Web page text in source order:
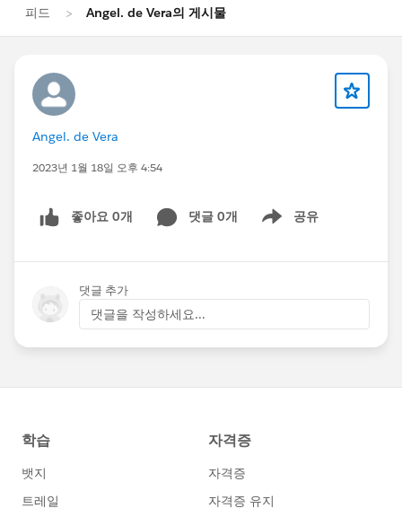
피드 Angel. de Vera의 게시물
Angel. de Vera
2023년 1월 18일 오후 4:54
좋아요 0개 댓글 0개 공유
Show menu
댓글 추가
댓글을 작성하세요...